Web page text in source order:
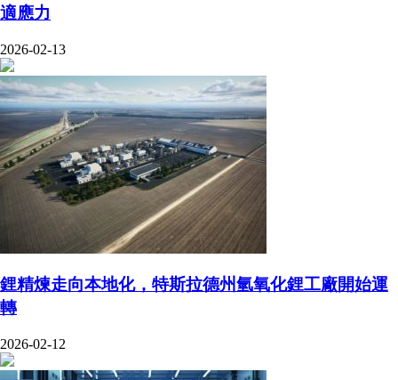
適應力
2026-02-13
鋰精煉走向本地化，特斯拉德州氫氧化鋰工廠開始運
轉
2026-02-12